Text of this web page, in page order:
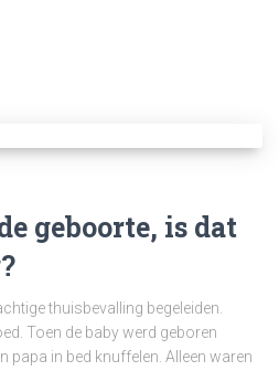
geboorte, is dat
thuisbevalling begeleiden.
Toen de baby werd geboren
papa in bed knuffelen. Alleen waren